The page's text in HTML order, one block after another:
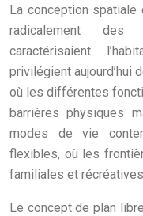
La conception spatiale
radicalement des
caractérisaient
privilégient aujourd’hui
où les différentes
barrières physiques
modes de vie
flexibles, où les
familiales et
Le concept de plan